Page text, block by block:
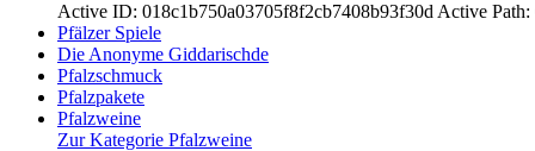
Active ID: 018c1b750a03705f8f2cb7408b93f30d Active Path:
Pfälzer Spiele
Die Anonyme Giddarischde
Pfalzschmuck
Pfalzpakete
Pfalzweine
Zur Kategorie Pfalzweine